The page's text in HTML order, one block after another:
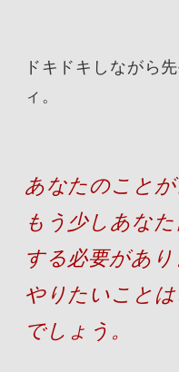
ドキドキしながら
ィ。
あなたのことが
もう少しあな
する必要があり
やりたいこと
でしょう。